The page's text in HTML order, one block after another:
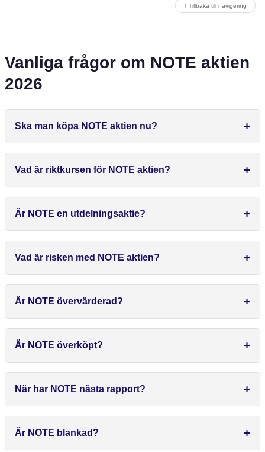
↑ Tillbaka till navigering
Vanliga frågor om NOTE aktien
2026
Ska man köpa NOTE aktien nu?
Vad är riktkursen för NOTE aktien?
Är NOTE en utdelningsaktie?
Vad är risken med NOTE aktien?
Är NOTE övervärderad?
Är NOTE överköpt?
När har NOTE nästa rapport?
Är NOTE blankad?